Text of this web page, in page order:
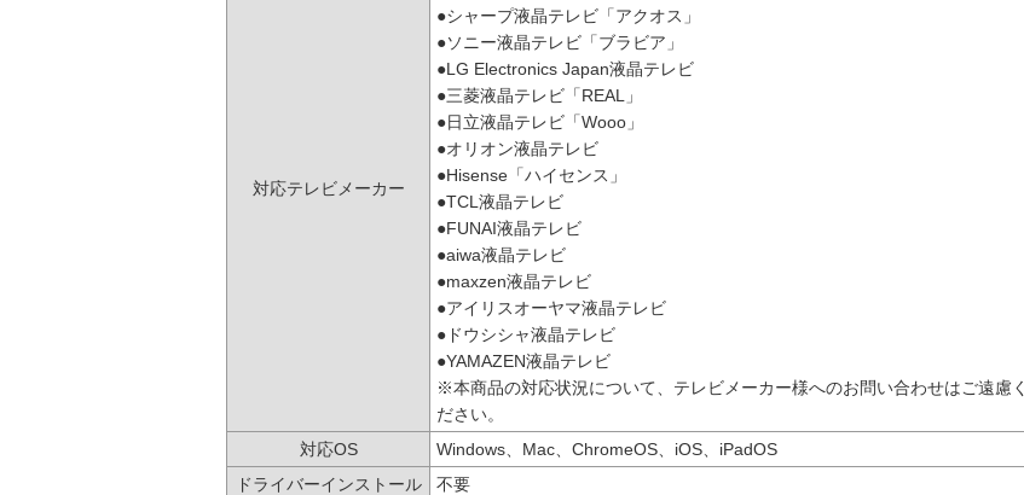
対応テレビメーカー
●シャープ液晶テレビ「アクオス」
●ソニー液晶テレビ「ブラビア」
●LG Electronics Japan液晶テレビ
●三菱液晶テレビ「REAL」
●日立液晶テレビ「Wooo」
●オリオン液晶テレビ
●Hisense「ハイセンス」
●TCL液晶テレビ
●FUNAI液晶テレビ
●aiwa液晶テレビ
●maxzen液晶テレビ
●アイリスオーヤマ液晶テレビ
●ドウシシャ液晶テレビ
●YAMAZEN液晶テレビ
※本商品の対応状況について、テレビメーカー様へのお問い合わせはご遠慮く
ださい。
対応OS
Windows、Mac、ChromeOS、iOS、iPadOS
ドライバーインストール
不要